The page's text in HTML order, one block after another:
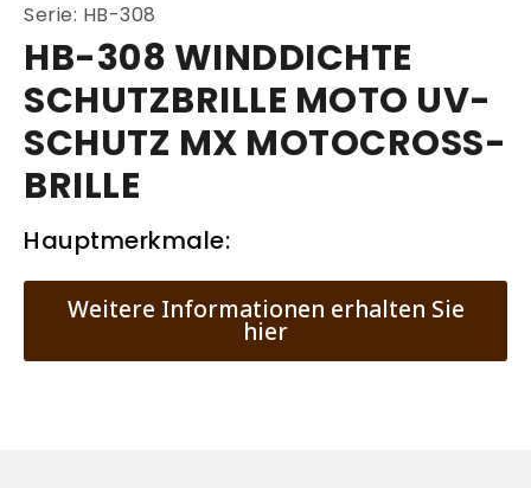
Serie: HB-308
HB-308 WINDDICHTE
SCHUTZBRILLE MOTO UV-
SCHUTZ MX MOTOCROSS-
BRILLE
Hauptmerkmale:
Weitere Informationen erhalten Sie
hier